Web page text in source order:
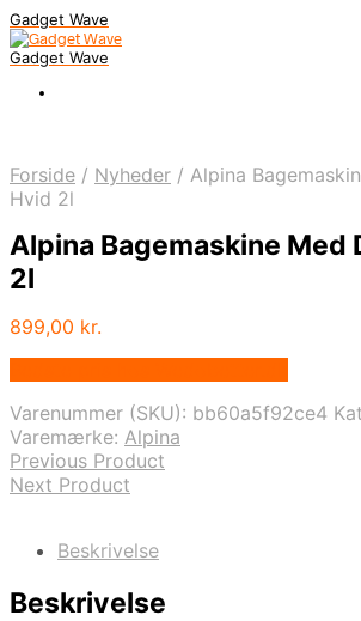
Gadget Wave
Gadget Wave
Forside / Nyheder / Alpina
Hvid 2l
Alpina Bagemaskine Med
2l
899,00 kr.
Varenummer (SKU): bb60a5f92ce4
Varemærke: Alpina
Previous Product
Next Product
Beskrivelse
Beskrivelse